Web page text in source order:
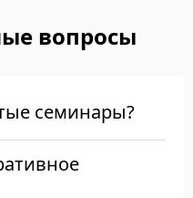
вопросы
семинары?